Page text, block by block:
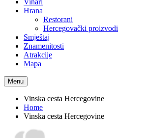
Vinari
Hrana
Restorani
Hercegovački proizvodi
Smještaj
Znamenitosti
Atrakcije
Mapa
Menu
Vinska cesta Hercegovine
Home
Vinska cesta Hercegovine